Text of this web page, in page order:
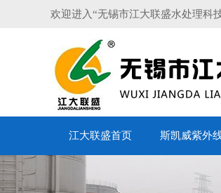
欢迎进入“无锡市江大联盛水处理
江大联盛首页 斯凯威紫外